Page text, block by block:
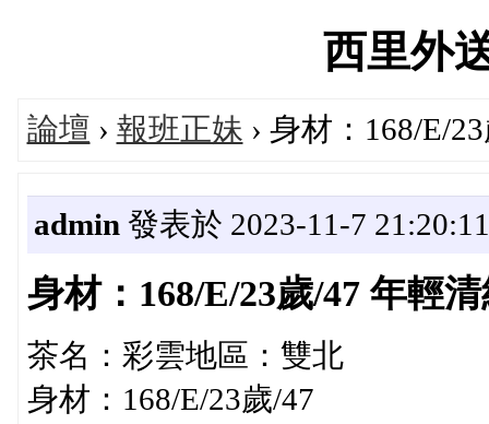
西里外
論壇 › 報班正妹 › 身材：168/E/
admin 發表於 2023-11-7 21:20:11
身材：168/E/23歲/47 年輕
茶名：彩雲地區：雙北
身材：168/E/23歲/47